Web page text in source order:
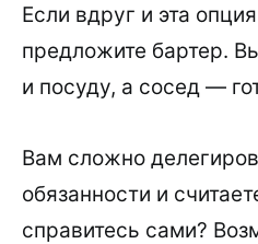
Если вдруг и эта
предложите бартер.
и посуду, а сосед —
Вам сложно
обязанности и
справитесь сами?